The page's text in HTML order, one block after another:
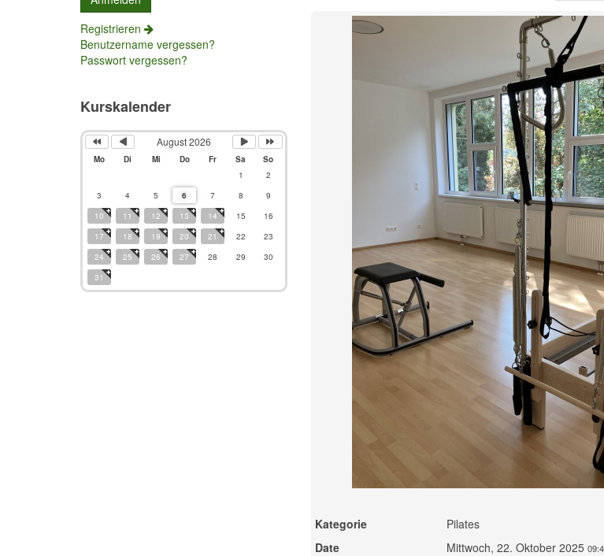
Kategorie
Pilates
Date
Mittwoch, 22. Oktober 2025
Registrieren
Benutzername vergessen?
Passwort vergessen?
Kurskalender
August 2026
Mo Di Mi Do Fr Sa
So
1
2
3
4 5 6 7 8
9
10
11 12 13 14 15
16
17
18 19 20 21 22
23
24
25 26 27 28 29
30
31